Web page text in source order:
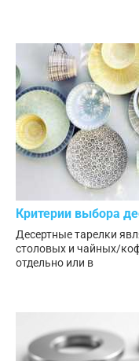
Критерии выбора
Десертные тарелки
столовых и чайных/
отдельно или в